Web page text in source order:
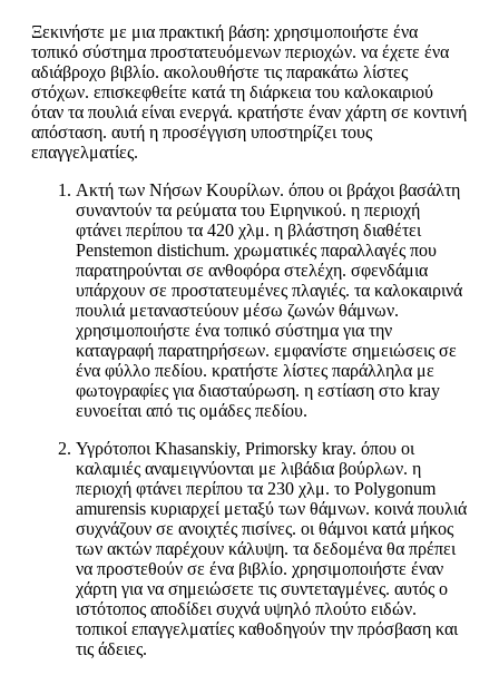
Ξεκινήστε με μια πρακτική βάση: χρησιμοποιήστε ένα
τοπικό σύστημα προστατευόμενων περιοχών. να έχετε ένα
αδιάβροχο βιβλίο. ακολουθήστε τις παρακάτω λίστες
στόχων. επισκεφθείτε κατά τη διάρκεια του καλοκαιριού
όταν τα πουλιά είναι ενεργά. κρατήστε έναν χάρτη σε κοντινή
απόσταση. αυτή η προσέγγιση υποστηρίζει τους
επαγγελματίες.
Ακτή των Νήσων Κουρίλων. όπου οι βράχοι βασάλτη
συναντούν τα ρεύματα του Ειρηνικού. η περιοχή
φτάνει περίπου τα 420 χλμ. η βλάστηση διαθέτει
Penstemon distichum. χρωματικές παραλλαγές που
παρατηρούνται σε ανθοφόρα στελέχη. σφενδάμια
υπάρχουν σε προστατευμένες πλαγιές. τα καλοκαιρινά
πουλιά μεταναστεύουν μέσω ζωνών θάμνων.
χρησιμοποιήστε ένα τοπικό σύστημα για την
καταγραφή παρατηρήσεων. εμφανίστε σημειώσεις σε
ένα φύλλο πεδίου. κρατήστε λίστες παράλληλα με
φωτογραφίες για διασταύρωση. η εστίαση στο kray
ευνοείται από τις ομάδες πεδίου.
Υγρότοποι Khasanskiy, Primorsky kray. όπου οι
καλαμιές αναμειγνύονται με λιβάδια βούρλων. η
περιοχή φτάνει περίπου τα 230 χλμ. το Polygonum
amurensis κυριαρχεί μεταξύ των θάμνων. κοινά πουλιά
συχνάζουν σε ανοιχτές πισίνες. οι θάμνοι κατά μήκος
των ακτών παρέχουν κάλυψη. τα δεδομένα θα πρέπει
να προστεθούν σε ένα βιβλίο. χρησιμοποιήστε έναν
χάρτη για να σημειώσετε τις συντεταγμένες. αυτός ο
ιστότοπος αποδίδει συχνά υψηλό πλούτο ειδών.
τοπικοί επαγγελματίες καθοδηγούν την πρόσβαση και
τις άδειες.